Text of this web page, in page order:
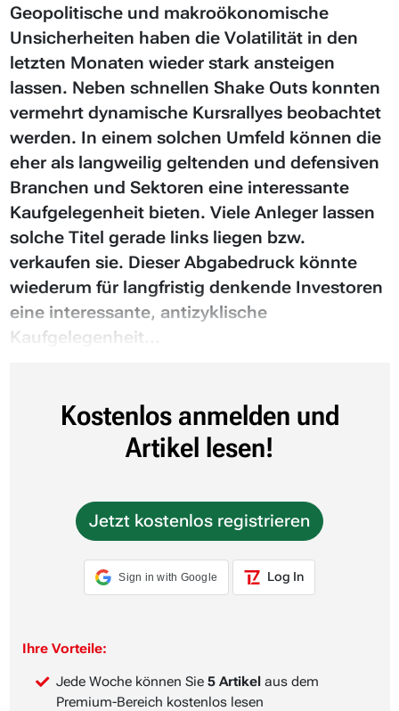
Geopolitische und makroökonomische
Unsicherheiten haben die Volatilität in den
letzten Monaten wieder stark ansteigen
lassen. Neben schnellen Shake Outs konnten
vermehrt dynamische Kursrallyes beobachtet
werden. In einem solchen Umfeld können die
eher als langweilig geltenden und defensiven
Branchen und Sektoren eine interessante
Kaufgelegenheit bieten. Viele Anleger lassen
solche Titel gerade links liegen bzw.
verkaufen sie. Dieser Abgabedruck könnte
wiederum für langfristig denkende Investoren
eine interessante, antizyklische
Kaufgelegenheit...
Kostenlos anmelden und
Artikel lesen!
Jetzt kostenlos registrieren
Sign in with Google Log In
Ihre Vorteile:
Jede Woche können Sie 5 Artikel aus dem
Premium-Bereich kostenlos lesen